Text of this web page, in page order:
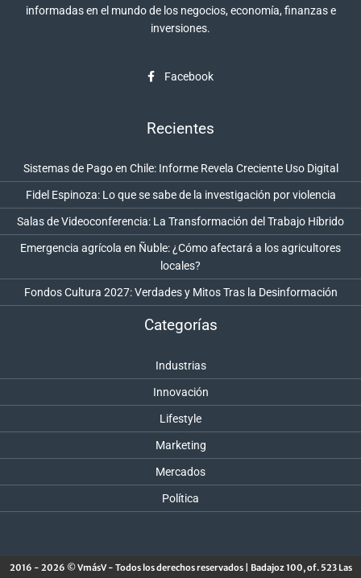
informadas en el mundo de los negocios, economía, finanzas e
inversiones.
Facebook
Recientes
Sistemas de Pago en Chile: Informe Revela Creciente Uso Digital
Fidel Espinoza: Lo que se sabe de la investigación por violencia
Salas de Videoconferencia: La Transformación del Trabajo Híbrido
Emergencia agrícola en Ñuble: ¿Cómo afectará a los agricultores
locales?
Fondos Cultura 2027: Verdades y Mitos Tras la Desinformación
Categorías
Industrias
Innovación
Lifestyle
Marketing
Mercados
Política
2016 - 2026 © VmásV - Todos los derechos reservados | Badajoz 100, of. 523 Las